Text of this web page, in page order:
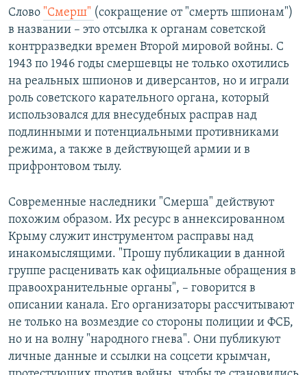
Слово "Смерш" (сокращение от "смерть шпионам")
в названии – это отсылка к органам советской
контрразведки времен Второй мировой войны. С
1943 по 1946 годы смершевцы не только охотились
на реальных шпионов и диверсантов, но и играли
роль советского карательного органа, который
использовался для внесудебных расправ над
подлинными и потенциальными противниками
режима, а также в действующей армии и в
прифронтовом тылу.
Современные наследники "Смерша" действуют
похожим образом. Их ресурс в аннексированном
Крыму служит инструментом расправы над
инакомыслящими. "Прошу публикации в данной
группе расценивать как официальные обращения в
правоохранительные органы", – говорится в
описании канала. Его организаторы рассчитывают
не только на возмездие со стороны полиции и ФСБ,
но и на волну "народного гнева". Они публикуют
личные данные и ссылки на соцсети крымчан,